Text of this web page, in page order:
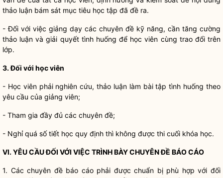
thảo luận bám sát mục tiêu học tập đã đề ra.
- Đối với việc giảng dạy các chuyên đề kỹ năng, cần tăng cường
thảo luận và giải quyết tình huống để học viên cùng trao đổi trên
lớp.
3. Đối với học viên
- Học viên phải nghiên cứu, thảo luận làm bài tập tình huống theo
yêu cầu của giảng viên;
- Tham gia đầy đủ các chuyên đề;
- Nghỉ quá số tiết học quy định thì không được thi cuối khóa học.
VI. YÊU CẦU ĐỐI VỚI VIỆC TRÌNH BÀY CHUYÊN ĐỀ BÁO CÁO
1. Các chuyên đề báo cáo phải được chuẩn bị phù hợp với đối